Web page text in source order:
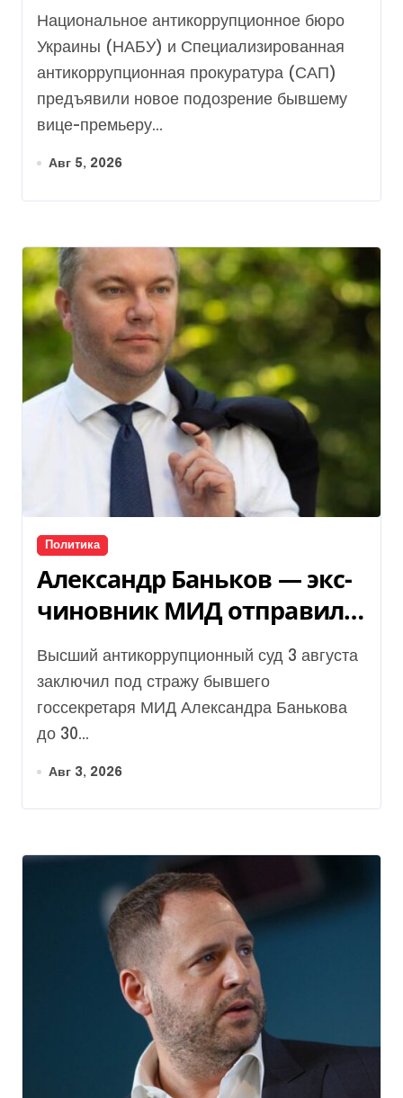
подозрение Ольге
Стефанишиной
Национальное антикоррупционное бюро
Украины (НАБУ) и Специализированная
антикоррупционная прокуратура (САП)
предъявили новое подозрение бывшему
вице-премьеру...
Авг 5, 2026
Политика
Александр Баньков — экс-
чиновник МИД отправили
в СИЗО по делу о хищении
донатов
Высший антикоррупционный суд 3 августа
заключил под стражу бывшего
госсекретаря МИД Александра Банькова
до 30...
Авг 3, 2026